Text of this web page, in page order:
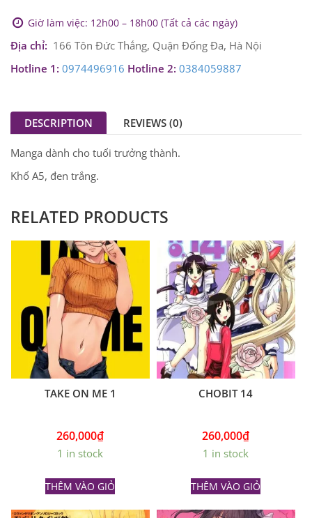
Giờ làm việc: 12h00 – 18h00 (Tất cả các ngày)
Địa chỉ: 166 Tôn Đức Thắng, Quận Đống Đa, Hà Nội
Hotline 1: 0974496916 Hotline 2: 0384059887
DESCRIPTION REVIEWS (0)
Manga dành cho tuổi trưởng thành.
Khổ A5, đen trắng.
RELATED PRODUCTS
TAKE ON ME 1
260,000₫
1 in stock
THÊM VÀO GIỎ
CHOBIT 14
260,000₫
1 in stock
THÊM VÀO GIỎ